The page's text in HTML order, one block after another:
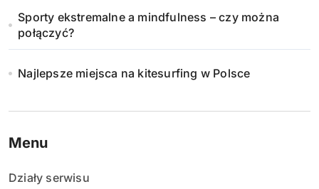
Sporty ekstremalne a mindfulness – czy można
połączyć?
Najlepsze miejsca na kitesurfing w Polsce
Menu
Działy serwisu